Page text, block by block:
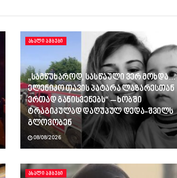
ᲐᲮᲐᲚᲘ ᲐᲛᲑᲔᲑᲘ
„სამწუხაროდ, სასწაული ვერ მოხდა…
ელენიკო თავის პატარა ლაზარესთან
ერთად განისვენებს“ – ხობში
ტრაგიკულად დაღუპულ დედა-შვილს
გლოვობენ
08/08/2026
ᲐᲮᲐᲚᲘ ᲐᲛᲑᲔᲑᲘ